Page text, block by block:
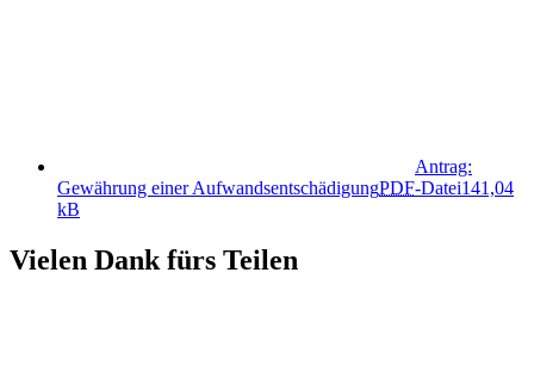
Antrag:
Gewährung einer AufwandsentschädigungPDF-Datei141,04
kB
Vielen Dank fürs Teilen